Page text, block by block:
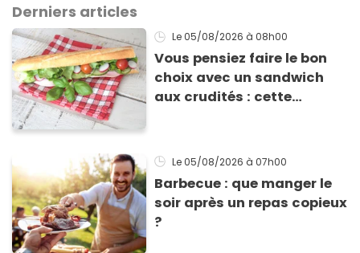
Derniers articles
Le 05/08/2026 à 08h00
Vous pensiez faire le bon
choix avec un sandwich
aux crudités : cette
Le 05/08/2026 à 07h00
Barbecue : que manger le
soir après un repas copieux
?